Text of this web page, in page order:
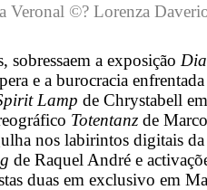
Veronal ©? Lorenza
sobressaem a exposição
e a burocracia
Lamp de Chrystabell
Totentanz de
nos labirintos digitais
de Raquel André e
duas em exclusivo em